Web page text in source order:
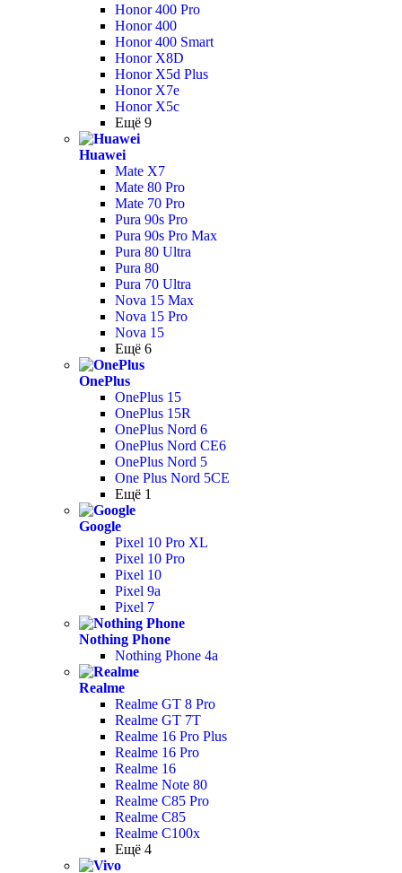
Honor 400 Pro
Honor 400
Honor 400 Smart
Honor X8D
Honor X5d Plus
Honor X7e
Honor X5c
Ещё 9
Huawei
Mate X7
Mate 80 Pro
Mate 70 Pro
Pura 90s Pro
Pura 90s Pro Max
Pura 80 Ultra
Pura 80
Pura 70 Ultra
Nova 15 Max
Nova 15 Pro
Nova 15
Ещё 6
OnePlus
OnePlus 15
OnePlus 15R
OnePlus Nord 6
OnePlus Nord CE6
OnePlus Nord 5
One Plus Nord 5CE
Ещё 1
Google
Pixel 10 Pro XL
Pixel 10 Pro
Pixel 10
Pixel 9a
Pixel 7
Nothing Phone
Nothing Phone 4a
Realme
Realme GT 8 Pro
Realme GT 7T
Realme 16 Pro Plus
Realme 16 Pro
Realme 16
Realme Note 80
Realme C85 Pro
Realme C85
Realme C100x
Ещё 4